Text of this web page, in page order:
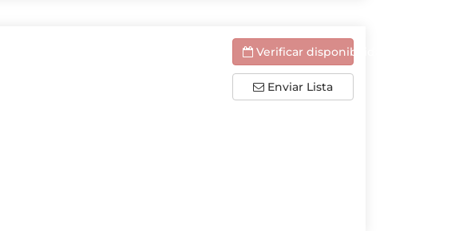
Verificar disponibilidade
Enviar Lista